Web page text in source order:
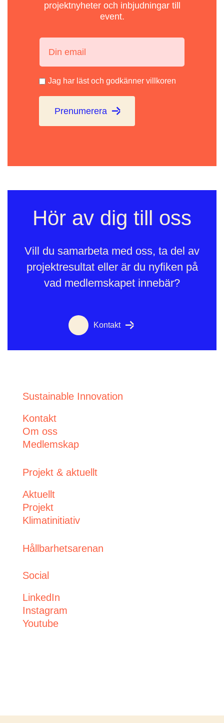
projektnyheter och inbjudningar till
event.
Jag har läst och godkänner villkoren
Prenumerera
Hör av dig till oss
Vill du samarbeta med oss, ta del av
projektresultat eller är du nyfiken på
vad medlemskapet innebär?
Kontakt
Sustainable Innovation
Kontakt
Om oss
Medlemskap
Projekt & aktuellt
Aktuellt
Projekt
Klimatinitiativ
Hållbarhetsarenan
Social
LinkedIn
Instagram
Youtube